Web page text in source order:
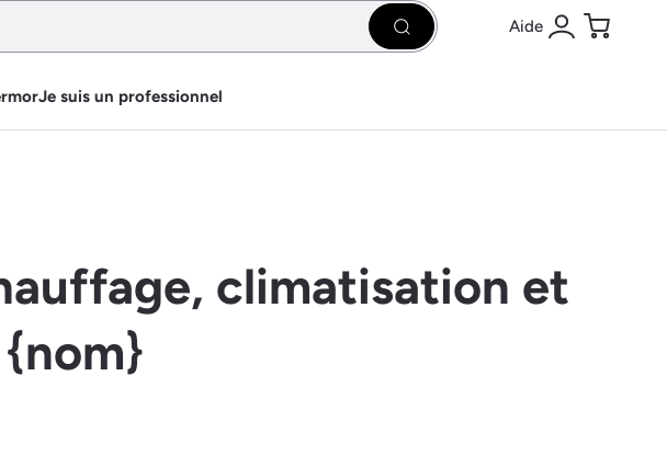
Rechercher Aide
Se connecter
Panier
Je suis un professionnel
climatisation et